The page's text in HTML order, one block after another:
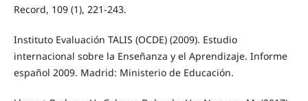
Record, 109 (1), 221-243.
Instituto Evaluación TALIS (OCDE) (2009). Estudio
internacional sobre la Enseñanza y el Aprendizaje. Informe
español 2009. Madrid: Ministerio de Educación.